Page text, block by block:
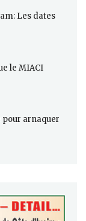
Les dates
le MIACI
pour arnaquer